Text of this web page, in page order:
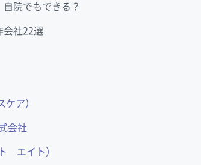
院でもできる？
会社22選
ア）
会社
エイト）